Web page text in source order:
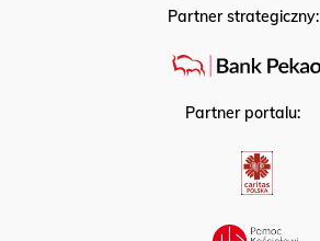
Partner strategiczny:
Partner portalu: